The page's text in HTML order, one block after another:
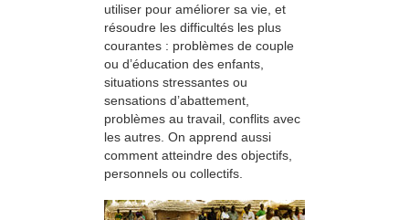
utiliser pour améliorer sa vie, et
résoudre les difficultés les plus
courantes : problèmes de couple
ou d’éducation des enfants,
situations stressantes ou
sensations d’abattement,
problèmes au travail, conflits avec
les autres. On apprend aussi
comment atteindre des objectifs,
personnels ou collectifs.